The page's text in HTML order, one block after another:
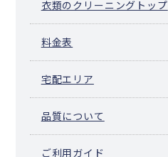
衣類のクリーニングトップ
料金表
宅配エリア
品質について
ご利用ガイド